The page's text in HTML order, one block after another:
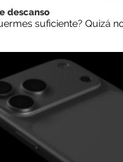
descanso
suficiente? Quizá